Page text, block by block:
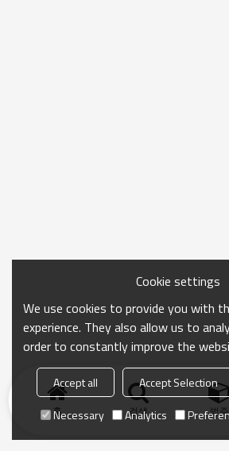
홈 검색 범주
Cookie settings
We use cookies to provide you with
experience. They also allow us to
order to constantly improve the
Accept all Accept Selection
Necessary
Analytics